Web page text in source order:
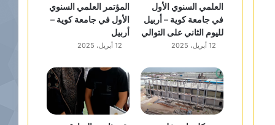
العلمي السنوي الأول
في جامعة كوية – أربيل
لليوم الثاني على التوالي
12 أبريل، 2025
المؤتمر العلمي السنوي
الأول في جامعة كوية –
أربيل
12 أبريل، 2025